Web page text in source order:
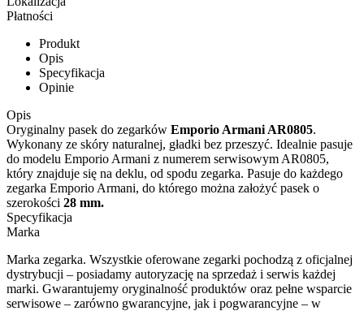
Płatności
Produkt
Opis
Specyfikacja
Opinie
Opis
Oryginalny pasek do zegarków Emporio Armani AR0805.
Wykonany ze skóry naturalnej, gładki bez przeszyć. Idealnie pasuje
do modelu Emporio Armani z numerem serwisowym AR0805,
który znajduje się na deklu, od spodu zegarka. Pasuje do każdego
zegarka Emporio Armani, do którego można założyć pasek o
szerokości 28 mm.
Specyfikacja
Marka
Marka zegarka. Wszystkie oferowane zegarki pochodzą z oficjalnej
dystrybucji – posiadamy autoryzację na sprzedaż i serwis każdej
marki. Gwarantujemy oryginalność produktów oraz pełne wsparcie
serwisowe – zarówno gwarancyjne, jak i pogwarancyjne – w